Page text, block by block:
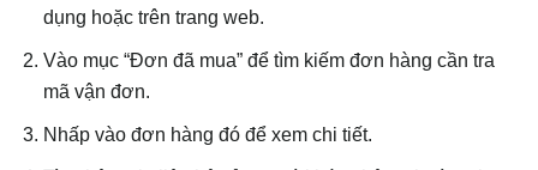
dụng hoặc trên trang web.
Vào mục “Đơn đã mua” để tìm kiếm đơn hàng cần tra
mã vận đơn.
Nhấp vào đơn hàng đó để xem chi tiết.